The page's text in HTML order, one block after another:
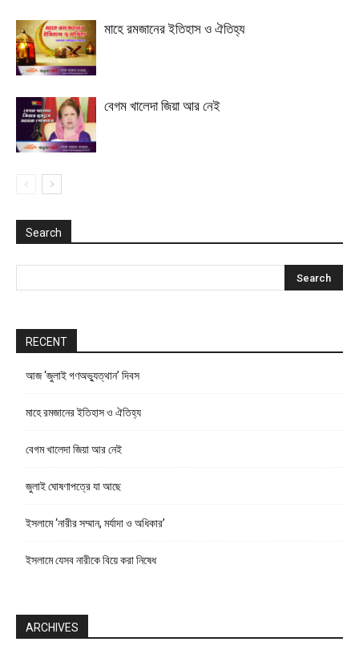
মাহে রমজানের ইতিহাস ও ঐতিহ্য
বেগম খালেদা জিয়া আর নেই
Search
RECENT
আজ ‘জুলাই গণঅভ্যুত্থান’ দিবস
মাহে রমজানের ইতিহাস ও ঐতিহ্য
বেগম খালেদা জিয়া আর নেই
জুলাই ঘোষণাপত্রে যা আছে
ইসলামে ‘নারীর সম্মান, মর্যাদা ও অধিকার’
ইসলামে যেসব নারীকে বিয়ে করা নিষেধ
ARCHIVES